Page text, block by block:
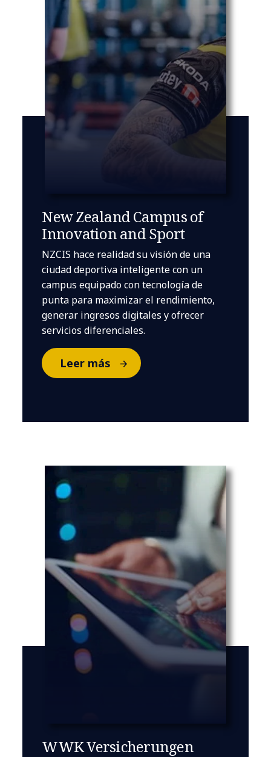
New Zealand Campus of
Innovation and Sport
NZCIS hace realidad su visión de una
ciudad deportiva inteligente con un
campus equipado con tecnología de
punta para maximizar el rendimiento,
generar ingresos digitales y ofrecer
servicios diferenciales.
Leer más
WWK Versicherungen